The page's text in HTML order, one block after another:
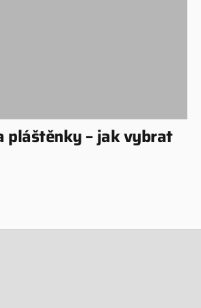
pláštěnky – jak vybrat